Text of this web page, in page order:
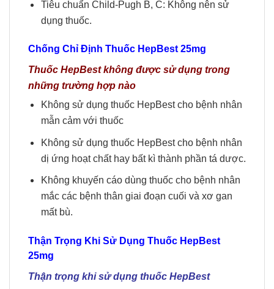
Tiêu chuẩn Child-Pugh B, C: Không nên sử
dụng thuốc.
Chống Chỉ Định Thuốc HepBest 25mg
Thuốc HepBest không được sử dụng trong
những trường hợp nào
Không sử dụng thuốc HepBest cho bệnh nhân
mẫn cảm với thuốc
Không sử dụng thuốc HepBest cho bệnh nhân
dị ứng hoạt chất hay bất kì thành phần tá dược.
Không khuyến cáo dùng thuốc cho bệnh nhân
mắc các bệnh thân giai đoạn cuối và xơ gan
mất bù.
Thận Trọng Khi Sử Dụng Thuốc HepBest
25mg
Thận trọng khi sử dụng thuốc HepBest